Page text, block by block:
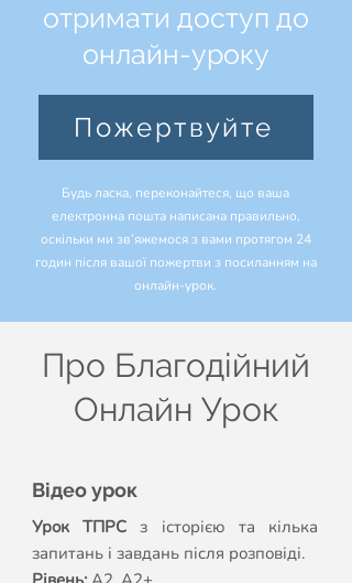
отримати доступ до
онлайн-уроку
Пожертвуйте
Будь ласка, переконайтеся, що ваша
електронна пошта написана правильно,
оскільки ми зв’яжемося з вами протягом 24
годин після вашої пожертви з посиланням на
онлайн-урок.
Про Благодійний
Онлайн Урок
Відео урок
Урок ТПРСз історією та кілька
запитань і завдань після розповіді.